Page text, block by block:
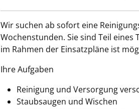
Wir suchen ab sofort eine
Wochenstunden. Sie sind Teil
im Rahmen der Einsatzpläne ist
Ihre Aufgaben
Reinigung und Versorgung
Staubsaugen und Wischen